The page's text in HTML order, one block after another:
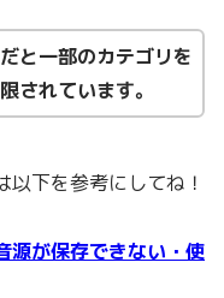
と一部のカテゴリを
されています。
下を参考にしてね！
が保存できない・使